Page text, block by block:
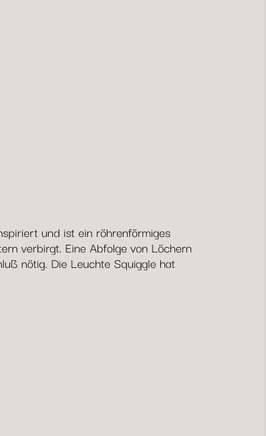
und ist ein röhrenförmiges
verbirgt. Eine Abfolge von Löchern
nötig. Die Leuchte Squiggle hat